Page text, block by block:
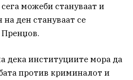
можеби стануваат и
ден стануваат се
Пренџов.
дека институциите мора да
против криминалот и